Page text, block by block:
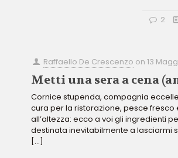
2
Raffaello De Crescenzo on13
Metti una sera a cena
Cornice stupenda, compagnia
cura per la ristorazione, pesce fresco
all’altezza: ecco a voi gli ingredienti
destinata inevitabilmente a lasciarmi
[…]